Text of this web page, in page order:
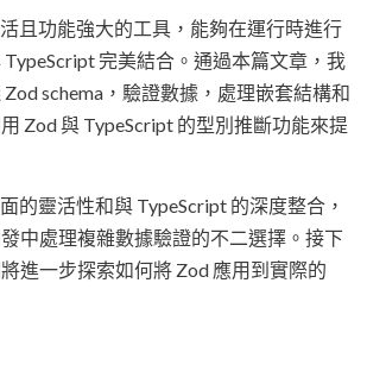
且功能強大的工具，能夠在運行時進行
完美結合。通過本篇文章，我
schema，驗證數據，處理嵌套結構和
Zod 與 TypeScript 的型別推斷功能來提
的靈活性和與 TypeScript 的深度整合，
中處理複雜數據驗證的不二選擇。接下
進一步探索如何將 Zod 應用到實際的